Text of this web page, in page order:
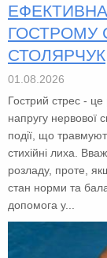
ГОСТРОМУ
СТОЛЯРЧУК
01.08.2026
Гострий стрес - це
напругу нервової
події, що
стихійні лиха.
розладу, проте,
стан норми та
допомога у...